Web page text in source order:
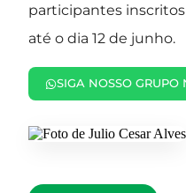
participantes inscritos
até o dia 12 de junho.
SIGA NOSSO